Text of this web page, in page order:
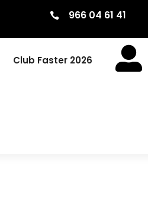
 966 04 61 41
Club Faster 2026 